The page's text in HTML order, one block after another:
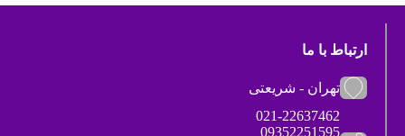
ارتباط با ما
تهران - شریعتی
021-22637462
09352251595